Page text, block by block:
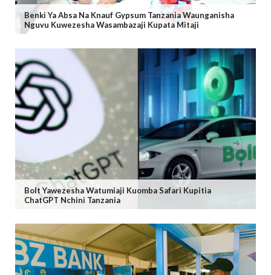
Benki Ya Absa Na Knauf Gypsum Tanzania Waunganisha
Nguvu Kuwezesha Wasambazaji Kupata Mitaji
Bolt Yawezesha Watumiaji Kuomba Safari Kupitia
ChatGPT Nchini Tanzania